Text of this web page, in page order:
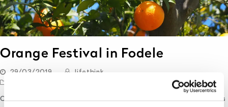
Orange Festival in Fodele
29/03/2019
lifethink
One of the most interesting culinary festivals in Crete takes